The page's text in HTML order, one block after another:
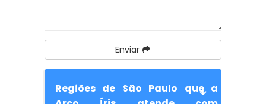
Enviar
Regiões de São Paulo que a